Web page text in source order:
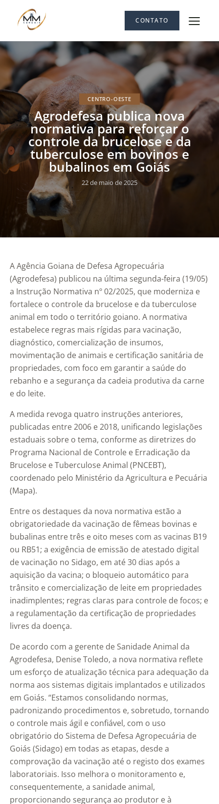
CONTATO
CENTRO-OESTE
Agrodefesa publica nova
normativa para reforçar o
controle da brucelose e da
tuberculose em bovinos e
bubalinos em Goiás
22 de maio de 2025
A Agência Goiana de Defesa Agropecuária
(Agrodefesa) publicou na última segunda-feira (19/05)
a Instrução Normativa nº 02/2025, que moderniza e
fortalece o controle da brucelose e da tuberculose
animal em todo o território goiano. A normativa
estabelece regras mais rígidas para vacinação,
diagnóstico, comercialização de insumos,
movimentação de animais e certificação sanitária de
propriedades, com foco em garantir a saúde do
rebanho e a segurança da cadeia produtiva da carne
e do leite.
A medida revoga quatro instruções anteriores,
publicadas entre 2006 e 2018, unificando legislações
estaduais sobre o tema, conforme as diretrizes do
Programa Nacional de Controle e Erradicação da
Brucelose e Tuberculose Animal (PNCEBT),
coordenado pelo Ministério da Agricultura e Pecuária
(Mapa).
Entre os destaques da nova normativa estão a
obrigatoriedade da vacinação de fêmeas bovinas e
bubalinas entre três e oito meses com as vacinas B19
ou RB51; a exigência de emissão de atestado digital
de vacinação no Sidago, em até 30 dias após a
aquisição da vacina; o bloqueio automático para
trânsito e comercialização de leite em propriedades
inadimplentes; regras claras para controle de focos; e
a regulamentação da certificação de propriedades
livres da doença.
De acordo com a gerente de Sanidade Animal da
Agrodefesa, Denise Toledo, a nova normativa reflete
um esforço de atualização técnica para adequação da
norma aos sistemas digitais implantados e utilizados
em Goiás. “Estamos consolidando normas,
padronizando procedimentos e, sobretudo, tornando
o controle mais ágil e confiável, com o uso
obrigatório do Sistema de Defesa Agropecuária de
Goiás (Sidago) em todas as etapas, desde a
comprovação da vacinação até o registo dos exames
laboratoriais. Isso melhora o monitoramento e,
consequentemente, a sanidade animal,
proporcionando segurança ao produtor e à